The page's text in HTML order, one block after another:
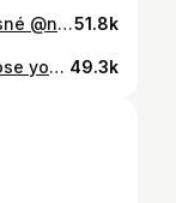
Už máme celou galerii fotek od úžasné @nikolberan a je tam tolik krásných momentek, že vás s tím ještě budeme chvíli otravovat.🤍 Bylo to tak dokonalé a ty fotky nás vrátily okamžitě zpět. Je úžasné, jak někdo dokáže zachytit ty správné momenty.✨ #justmarried51.8k
Today, tomorrow, and forever. I choose you.🤍 📸 @krystofprsala 49.3k